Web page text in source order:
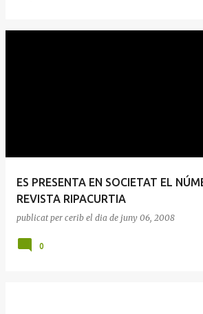
ES PRESENTA EN SOCIETAT EL
REVISTA RIPACURTIA
publicat per cerib el dia de juny 06, 2008
0